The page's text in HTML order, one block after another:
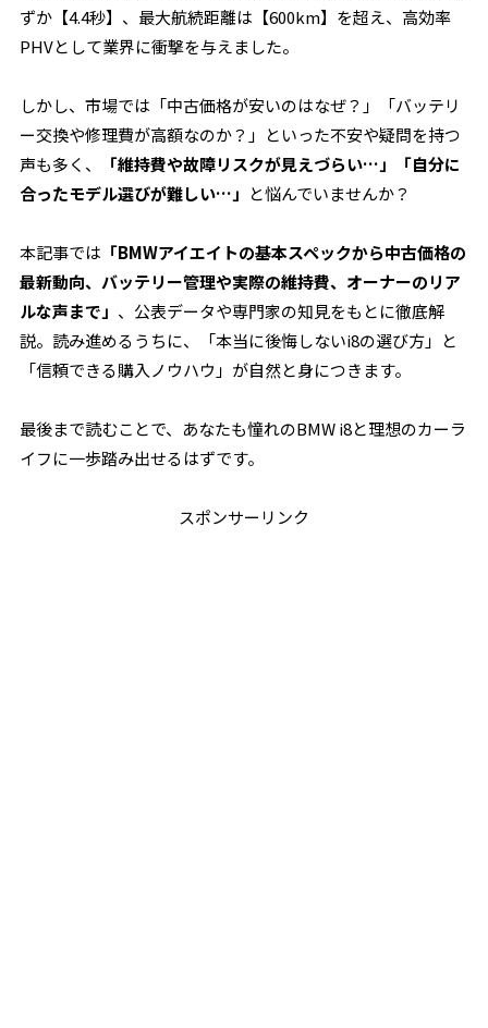
ずか【4.4秒】、最大航続距離は【600km】を超え、高効率
PHVとして業界に衝撃を与えました。
しかし、市場では「中古価格が安いのはなぜ？」「バッテリ
ー交換や修理費が高額なのか？」といった不安や疑問を持つ
声も多く、
「維持費や故障リスクが見えづらい…」「自分に
合ったモデル選びが難しい…」 と悩んでいませんか？
本記事では 「BMWアイエイトの基本スペックから中古価格の
最新動向、バッテリー管理や実際の維持費、オーナーのリア
ルな声まで」 、公表データや専門家の知見をもとに徹底解
説。読み進めるうちに、「本当に後悔しないi8の選び方」と
「信頼できる購入ノウハウ」が自然と身につきます。
最後まで読むことで、あなたも憧れのBMW i8と理想のカーラ
イフに一歩踏み出せるはずです。
スポンサーリンク